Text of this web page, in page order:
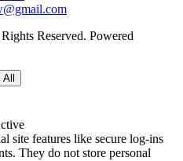
Reserved. Powered
site features like secure log-ins
They do not store personal